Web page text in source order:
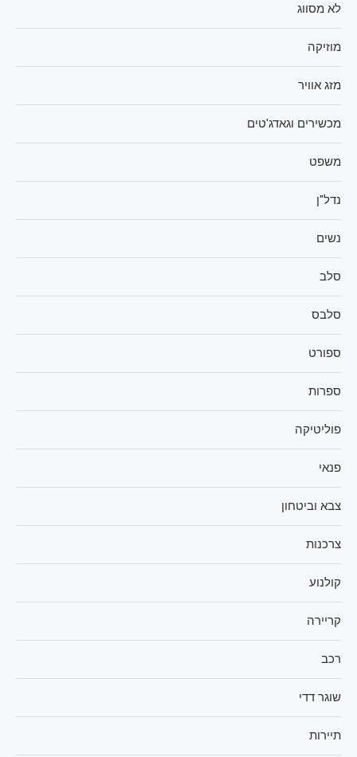
לא מסווג
מוזיקה
מזג אוויר
מכשירים וגאדג'טים
משפט
נדל"ן
נשים
סלב
סלבס
ספורט
ספרות
פוליטיקה
פנאי
צבא וביטחון
צרכנות
קולנוע
קריירה
רכב
שוגר דדי
תיירות